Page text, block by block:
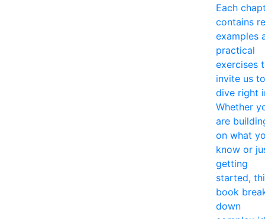
Each
contains
examples
practical
exercises
invite us to
dive right
Whether
are
on what
know or
getting
started,
book
down